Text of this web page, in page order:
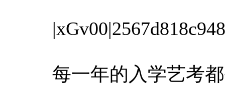
每一年的入学艺考